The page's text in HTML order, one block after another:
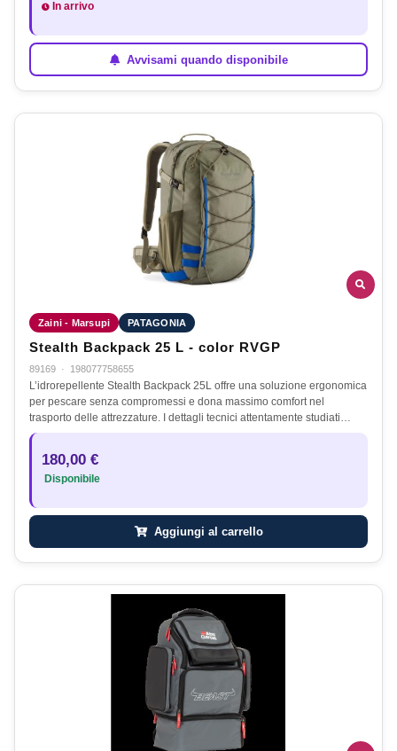
In arrivo
Avvisami quando disponibile
Zaini - Marsupi PATAGONIA
Stealth Backpack 25 L - color RVGP
89169 · 198077758655
L’idrorepellente Stealth Backpack 25L offre una soluzione ergonomica
per pescare senza compromessi e dona massimo comfort nel
trasporto delle attrezzature. I dettagli tecnici attentamente studiati…
180,00 €
Disponibile
Aggiungi al carrello